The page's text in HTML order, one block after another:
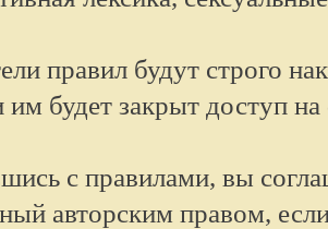
правил будут строго
будет закрыт доступ
с правилами, вы
авторским правом,